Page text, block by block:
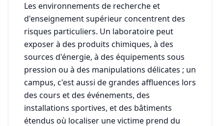
Les environnements de recherche et
d'enseignement supérieur concentrent des
risques particuliers. Un laboratoire peut
exposer à des produits chimiques, à des
sources d'énergie, à des équipements sous
pression ou à des manipulations délicates ; un
campus, c'est aussi de grandes affluences lors
des cours et des événements, des
installations sportives, et des bâtiments
étendus où localiser une victime prend du